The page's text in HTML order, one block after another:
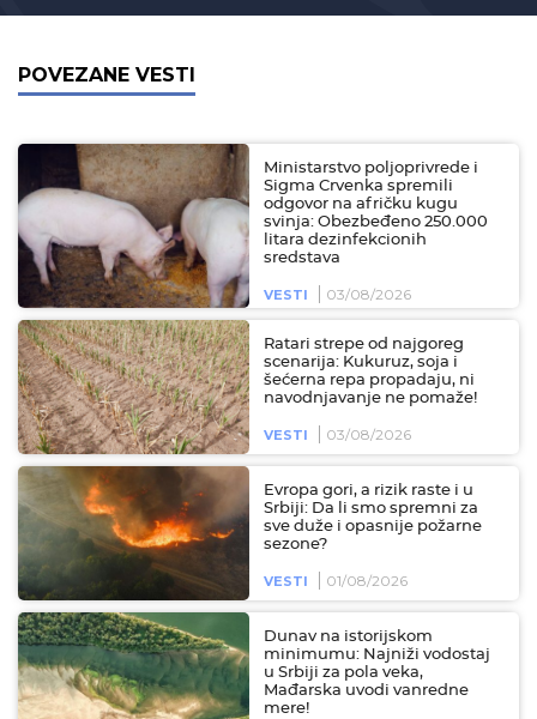
POVEZANE VESTI
Ministarstvo poljoprivrede i
Sigma Crvenka spremili
odgovor na afričku kugu
svinja: Obezbeđeno 250.000
litara dezinfekcionih
sredstava
VESTI 03/08/2026
Ratari strepe od najgoreg
scenarija: Kukuruz, soja i
šećerna repa propadaju, ni
navodnjavanje ne pomaže!
VESTI 03/08/2026
Evropa gori, a rizik raste i u
Srbiji: Da li smo spremni za
sve duže i opasnije požarne
sezone?
VESTI 01/08/2026
Dunav na istorijskom
minimumu: Najniži vodostaj
u Srbiji za pola veka,
Mađarska uvodi vanredne
mere!